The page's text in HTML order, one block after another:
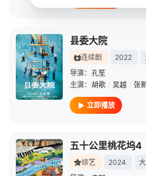
县委大院
连续剧 2022
导演： 孔笙
主演： 胡歌 / 吴越 / 张
立即播放
五十公里桃花坞4
综艺 2024